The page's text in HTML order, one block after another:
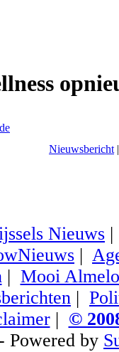
Nieuwsbericht
Nieuws
|
| Mooi Almelo
|
| ©
- Powered by